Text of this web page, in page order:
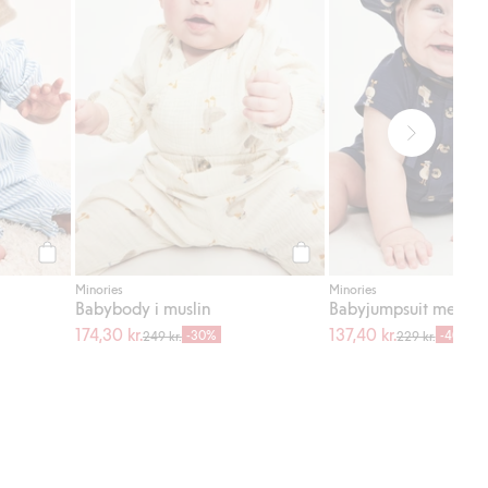
Köp Köp
Minories
Babybody i muslin
174,30 kr.249 kr. -30%
Minories
Babyjumpsuit med
137,40 kr.229 kr. -40%